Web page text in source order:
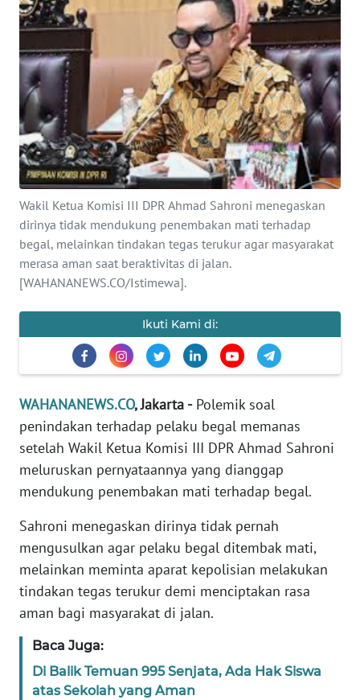
Wakil Ketua Komisi III DPR Ahmad Sahroni menegaskan
dirinya tidak mendukung penembakan mati terhadap
begal, melainkan tindakan tegas terukur agar masyarakat
merasa aman saat beraktivitas di jalan.
[WAHANANEWS.CO/Istimewa].
Ikuti Kami di:
WAHANANEWS.CO, Jakarta -Polemik soal
penindakan terhadap pelaku begal memanas
setelah Wakil Ketua Komisi III DPR Ahmad Sahroni
meluruskan pernyataannya yang dianggap
mendukung penembakan mati terhadap begal.
Sahroni menegaskan dirinya tidak pernah
mengusulkan agar pelaku begal ditembak mati,
melainkan meminta aparat kepolisian melakukan
tindakan tegas terukur demi menciptakan rasa
aman bagi masyarakat di jalan.
Baca Juga:
Di Balik Temuan 995 Senjata, Ada Hak Siswa
atas Sekolah yang Aman
SAINS-TEKNO
KESEHATAN
INTERNASIONAL
SERBA-SERBI
OLAHRAGA
OPINI
Informasi
INDEKS
BERITA
KONTAK
INFO
IKLAN
TENTANG
PEDOMAN
MEDIA
SIBER